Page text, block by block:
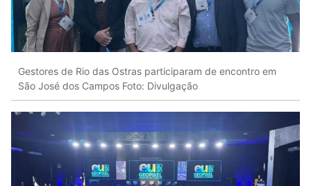
Gestores de Rio das Ostras participaram de encontro em
São José dos Campos Foto: Divulgação